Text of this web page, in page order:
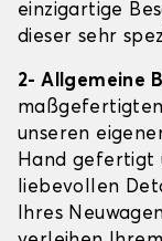
einzigartige
dieser sehr
2- Allgemeine
unseren
Hand gefertigt
liebevollen
Ihres